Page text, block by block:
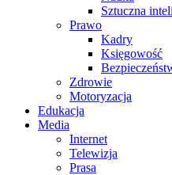
Sztuczna
Prawo
Kadry
Księgowość
Zdrowie
Motoryzacja
Edukacja
Media
Internet
Telewizja
Prasa